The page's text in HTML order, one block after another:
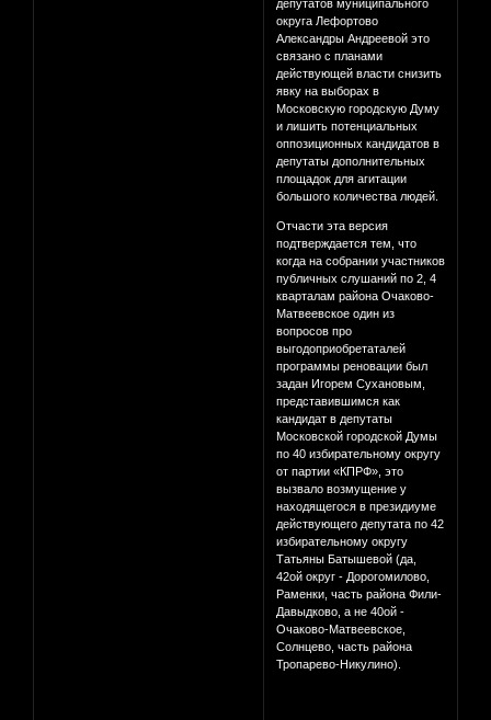
депутатов муниципального
округа Лефортово
Александры Андреевой это
связано с планами
действующей власти снизить
явку на выборах в
Московскую городскую Думу
и лишить потенциальных
оппозиционных кандидатов в
депутаты дополнительных
площадок для агитации
большого количества людей.
Отчасти эта версия
подтверждается тем, что
когда на собрании участников
публичных слушаний по 2, 4
кварталам района Очаково-
Матвеевское один из
вопросов про
выгодоприобретаталей
программы реновации был
задан Игорем Сухановым,
представившимся как
кандидат в депутаты
Московской городской Думы
по 40 избирательному округу
от партии «КПРФ», это
вызвало возмущение у
находящегося в президиуме
действующего депутата по 42
избирательному округу
Татьяны Батышевой (да,
42ой округ - Дорогомилово,
Раменки, часть района Фили-
Давыдково, а не 40ой -
Очаково-Матвеевское,
Солнцево, часть района
Тропарево-Никулино).